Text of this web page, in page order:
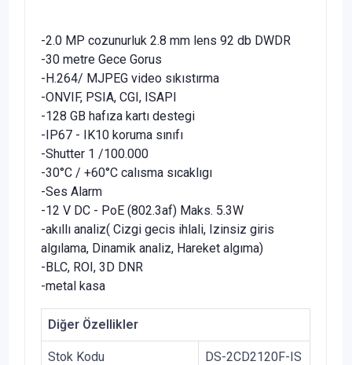
-2.0 MP cozunurluk 2.8 mm lens 92 db DWDR
-30 metre Gece Gorus
-H.264/ MJPEG video sıkıstırma
-ONVIF, PSIA, CGI, ISAPI
-128 GB hafıza kartı destegi
-IP67 - IK10 koruma sınıfı
-Shutter 1 /100.000
-30°C / +60°C calısma sıcaklıgı
-Ses Alarm
-12 V DC - PoE (802.3af) Maks. 5.3W
-akıllı analiz( Cizgi gecis ihlali, Izinsiz giris
algılama, Dinamik analiz, Hareket algıma)
-BLC, ROI, 3D DNR
-metal kasa
Diğer Özellikler
Stok Kodu DS-2CD2120F-IS